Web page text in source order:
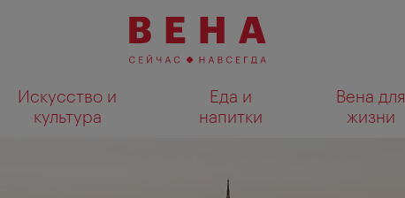
Искусство и
культура
Еда и
напитки
Вена для
жизни